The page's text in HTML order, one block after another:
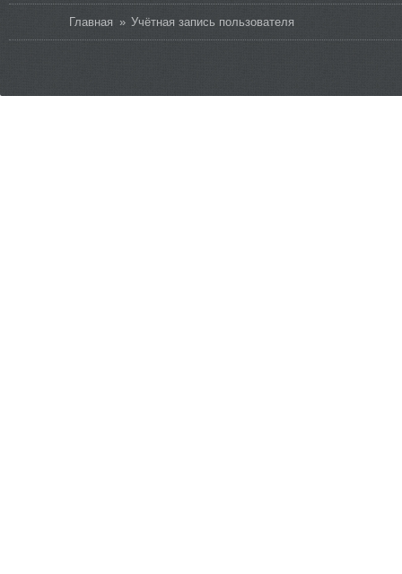
Главная » Учётная запись пользователя